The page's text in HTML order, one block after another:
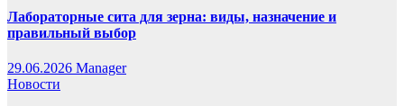
Лабораторные сита для зерна: виды, назначение и
правильный выбор
29.06.2026 Manager
Новости